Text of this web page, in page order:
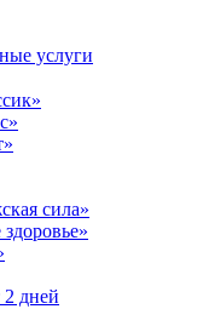
услуги
сила»
2 дней